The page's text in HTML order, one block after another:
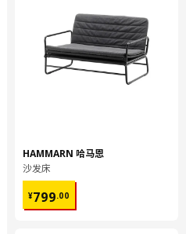
7 厘米
88 厘米
20.05 公斤
HAMMARN 哈马恩
沙发床
¥799.00
¥ 799.00